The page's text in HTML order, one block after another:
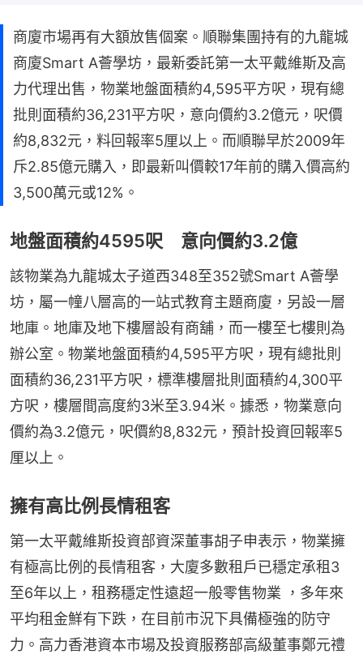
商廈市場再有大額放售個案。順聯集團持有的九龍城
商廈Smart A薈學坊，最新委託第一太平戴維斯及高
力代理出售，物業地盤面積約4,595平方呎，現有總
批則面積約36,231平方呎，意向價約3.2億元，呎價
約8,832元，料回報率5厘以上。而順聯早於2009年
斥2.85億元購入，即最新叫價較17年前的購入價高約
3,500萬元或12%。
地盤面積約4595呎 意向價約3.2億
該物業為九龍城太子道西348至352號Smart A薈學
坊，屬一幢八層高的一站式教育主題商廈，另設一層
地庫。地庫及地下樓層設有商舖，而一樓至七樓則為
辦公室。物業地盤面積約4,595平方呎，現有總批則
面積約36,231平方呎，標準樓層批則面積約4,300平
方呎，樓層間高度約3米至3.94米。據悉，物業意向
價約為3.2億元，呎價約8,832元，預計投資回報率5
厘以上。
擁有高比例長情租客
第一太平戴維斯投資部資深董事胡子申表示，物業擁
有極高比例的長情租客，大廈多數租戶已穩定承租3
至6年以上，租務穩定性遠超一般零售物業 ，多年來
平均租金鮮有下跌，在目前市況下具備極強的防守
力。高力香港資本市場及投資服務部高級董事鄭元禮